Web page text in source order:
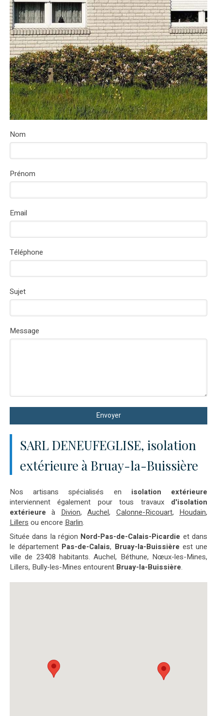
Nom
Prénom
Email
Téléphone
Sujet
Message
Envoyer
SARL DENEUFEGLISE, isolation
extérieure à Bruay-la-Buissière
Nos artisans spécialisés en isolation extérieure
interviennent également pour tous travauxd'isolation
extérieure à Divion,Auchel, Calonne-Ricouart, Houdain,
Lillers ou encore Barlin.
Située dans la région Nord-Pas-de-Calais-Picardie et dans
le département Pas-de-Calais, Bruay-la-Buissière est une
ville de 23408 habitants. Auchel, Béthune, Nœux-les-Mines,
Lillers, Bully-les-Mines entourent Bruay-la-Buissière.